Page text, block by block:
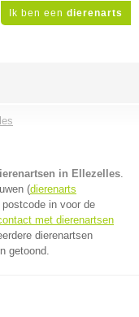
Ik ben een dierenarts
in Ellezelles.
(dierenarts
in voor de
met dierenartsen
dierenartsen
getoond.